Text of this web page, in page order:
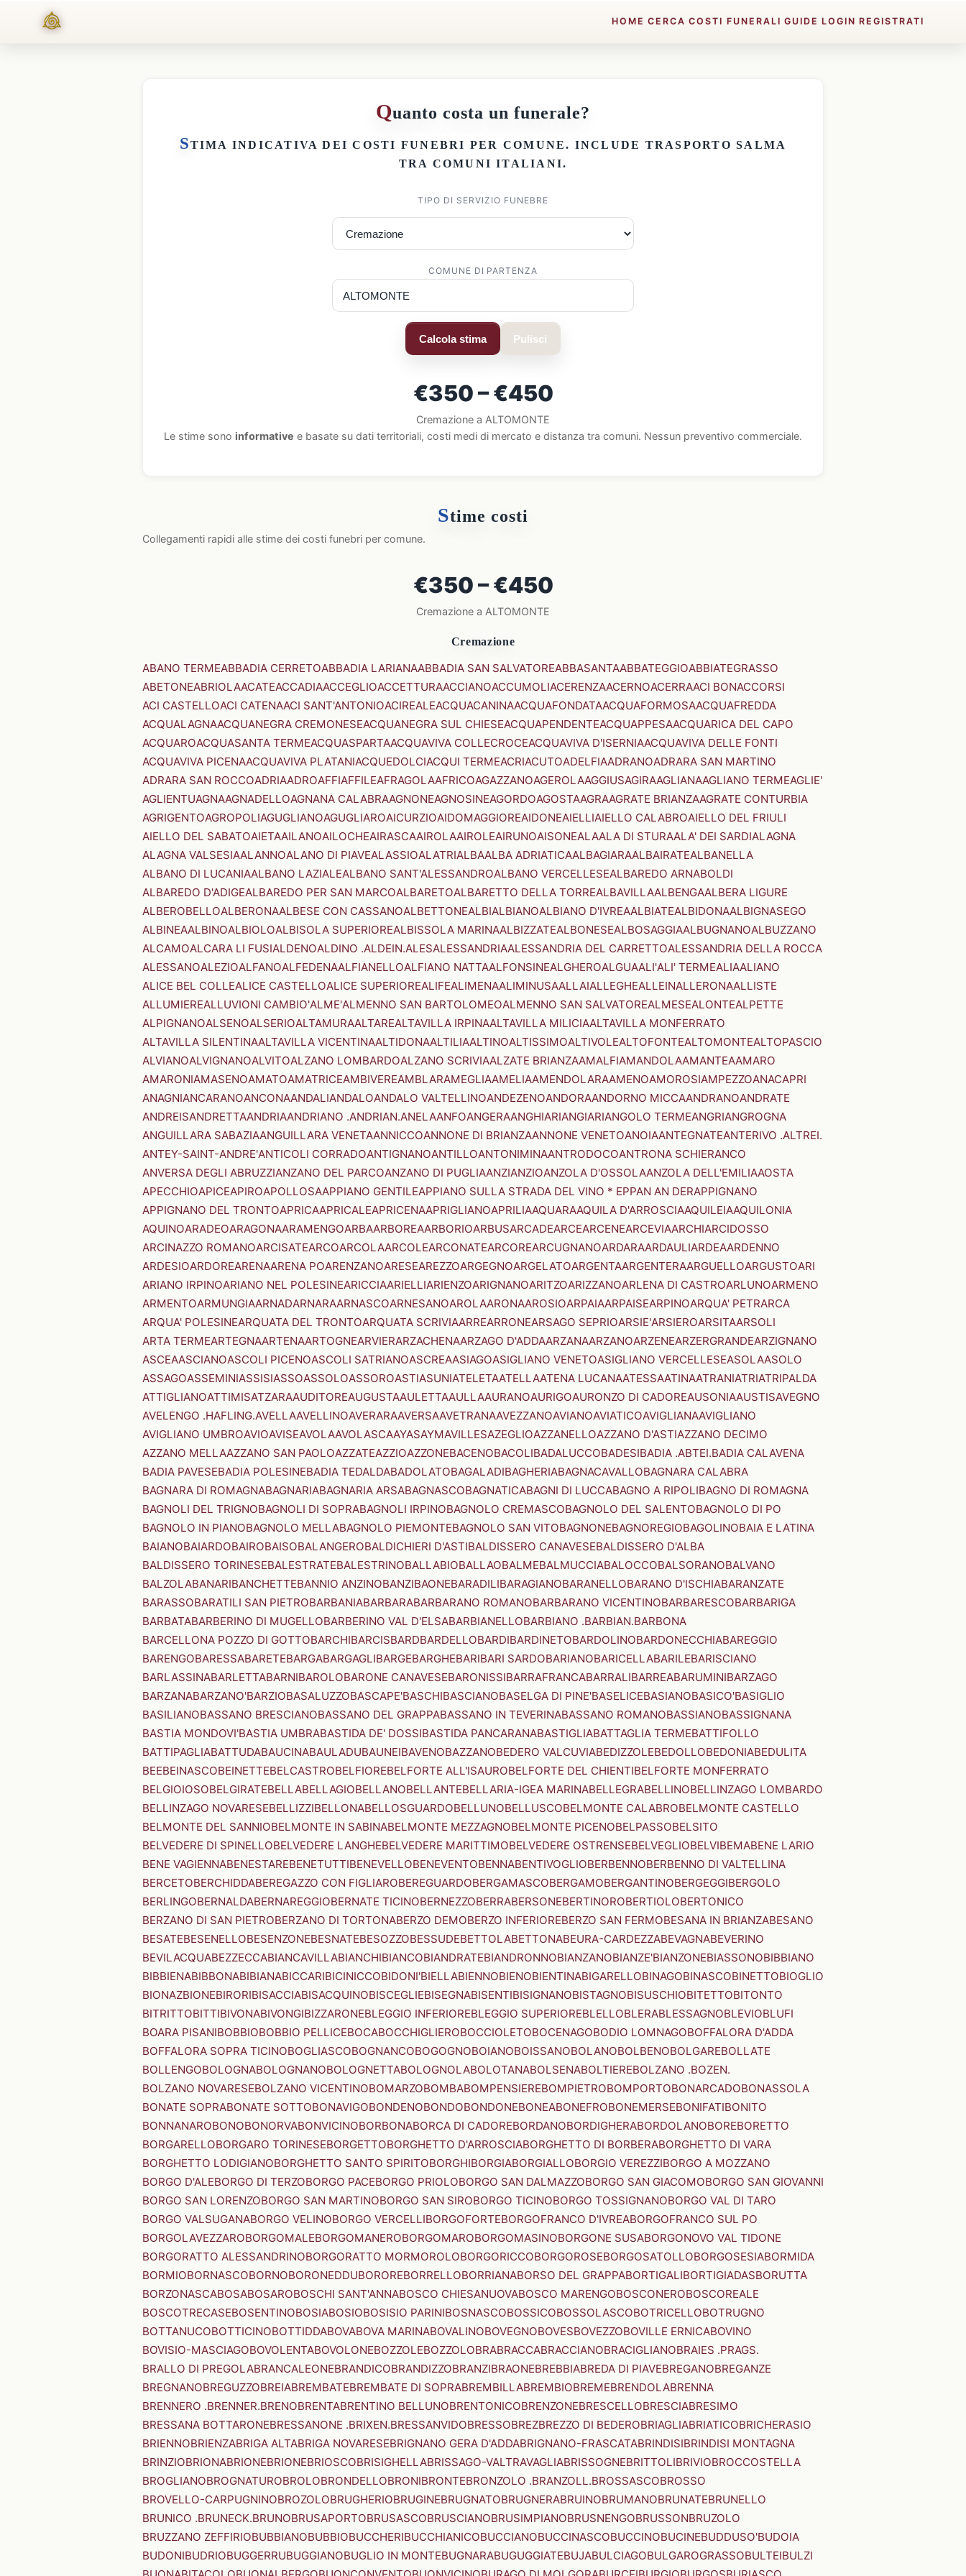
HOME CERCA COSTI FUNERALI GUIDE LOGIN REGISTRATI
Quanto costa un funerale?
STIMA INDICATIVA DEICOSTI FUNEBRI PER COMUNE. INCLUDE TRASPORTO SALMA
TRA COMUNI ITALIANI.
TIPO DI SERVIZIO FUNEBRE
COMUNE DI PARTENZA
Calcola stima Pulisci
€350 – €450
Cremazione a ALTOMONTE
Le stime sono informative e basate su dati territoriali, costi medi di mercato e distanza tra comuni. Nessun preventivo commerciale.
Stime costi
Collegamenti rapidi alle stime dei costi funebri per comune.
€350 – €450
Cremazione a ALTOMONTE
Cremazione
ABANO TERMEABBADIA CERRETOABBADIA LARIANAABBADIA SAN SALVATOREABBASANTAABBATEGGIOABBIATEGRASSO
ABETONEABRIOLAACATEACCADIAACCEGLIOACCETTURAACCIANOACCUMOLIACERENZAACERNOACERRAACI BONACCORSI
ACI CASTELLOACI CATENAACI SANT'ANTONIOACIREALEACQUACANINAACQUAFONDATAACQUAFORMOSAACQUAFREDDA
ACQUALAGNAACQUANEGRA CREMONESEACQUANEGRA SUL CHIESEACQUAPENDENTEACQUAPPESAACQUARICA DEL CAPO
ACQUAROACQUASANTA TERMEACQUASPARTAACQUAVIVA COLLECROCEACQUAVIVA D'ISERNIAACQUAVIVA DELLE FONTI
ACQUAVIVA PICENAACQUAVIVA PLATANIACQUEDOLCIACQUI TERMEACRIACUTOADELFIAADRANOADRARA SAN MARTINO
ADRARA SAN ROCCOADRIAADROAFFIAFFILEAFRAGOLAAFRICOAGAZZANOAGEROLAAGGIUSAGIRAAGLIANAAGLIANO TERMEAGLIE'
AGLIENTUAGNAAGNADELLOAGNANA CALABRAAGNONEAGNOSINEAGORDOAGOSTAAGRAAGRATE BRIANZAAGRATE CONTURBIA
AGRIGENTOAGROPOLIAGUGLIANOAGUGLIAROAICURZIOAIDOMAGGIOREAIDONEAIELLIAIELLO CALABROAIELLO DEL FRIULI
AIELLO DEL SABATOAIETAAILANOAILOCHEAIRASCAAIROLAAIROLEAIRUNOAISONEALAALA DI STURAALA' DEI SARDIALAGNA
ALAGNA VALSESIAALANNOALANO DI PIAVEALASSIOALATRIALBAALBA ADRIATICAALBAGIARAALBAIRATEALBANELLA
ALBANO DI LUCANIAALBANO LAZIALEALBANO SANT'ALESSANDROALBANO VERCELLESEALBAREDO ARNABOLDI
ALBAREDO D'ADIGEALBAREDO PER SAN MARCOALBARETOALBARETTO DELLA TORREALBAVILLAALBENGAALBERA LIGURE
ALBEROBELLOALBERONAALBESE CON CASSANOALBETTONEALBIALBIANOALBIANO D'IVREAALBIATEALBIDONAALBIGNASEGO
ALBINEAALBINOALBIOLOALBISOLA SUPERIOREALBISSOLA MARINAALBIZZATEALBONESEALBOSAGGIAALBUGNANOALBUZZANO
ALCAMOALCARA LI FUSIALDENOALDINO .ALDEIN.ALESALESSANDRIAALESSANDRIA DEL CARRETTOALESSANDRIA DELLA ROCCA
ALESSANOALEZIOALFANOALFEDENAALFIANELLOALFIANO NATTAALFONSINEALGHEROALGUAALI'ALI' TERMEALIAALIANO
ALICE BEL COLLEALICE CASTELLOALICE SUPERIOREALIFEALIMENAALIMINUSAALLAIALLEGHEALLEINALLERONAALLISTE
ALLUMIEREALLUVIONI CAMBIO'ALME'ALMENNO SAN BARTOLOMEOALMENNO SAN SALVATOREALMESEALONTEALPETTE
ALPIGNANOALSENOALSERIOALTAMURAALTAREALTAVILLA IRPINAALTAVILLA MILICIAALTAVILLA MONFERRATO
ALTAVILLA SILENTINAALTAVILLA VICENTINAALTIDONAALTILIAALTINOALTISSIMOALTIVOLEALTOFONTEALTOMONTEALTOPASCIO
ALVIANOALVIGNANOALVITOALZANO LOMBARDOALZANO SCRIVIAALZATE BRIANZAAMALFIAMANDOLAAMANTEAAMARO
AMARONIAMASENOAMATOAMATRICEAMBIVEREAMBLARAMEGLIAAMELIAAMENDOLARAAMENOAMOROSIAMPEZZOANACAPRI
ANAGNIANCARANOANCONAANDALIANDALOANDALO VALTELLINOANDEZENOANDORAANDORNO MICCAANDRANOANDRATE
ANDREISANDRETTAANDRIAANDRIANO .ANDRIAN.ANELAANFOANGERAANGHIARIANGIARIANGOLO TERMEANGRIANGROGNA
ANGUILLARA SABAZIAANGUILLARA VENETAANNICCOANNONE DI BRIANZAANNONE VENETOANOIAANTEGNATEANTERIVO .ALTREI.
ANTEY-SAINT-ANDRE'ANTICOLI CORRADOANTIGNANOANTILLOANTONIMINAANTRODOCOANTRONA SCHIERANCO
ANVERSA DEGLI ABRUZZIANZANO DEL PARCOANZANO DI PUGLIAANZIANZIOANZOLA D'OSSOLAANZOLA DELL'EMILIAAOSTA
APECCHIOAPICEAPIROAPOLLOSAAPPIANO GENTILEAPPIANO SULLA STRADA DEL VINO * EPPAN AN DERAPPIGNANO
APPIGNANO DEL TRONTOAPRICAAPRICALEAPRICENAAPRIGLIANOAPRILIAAQUARAAQUILA D'ARROSCIAAQUILEIAAQUILONIA
AQUINOARADEOARAGONAARAMENGOARBAARBOREAARBORIOARBUSARCADEARCEARCENEARCEVIAARCHIARCIDOSSO
ARCINAZZO ROMANOARCISATEARCOARCOLAARCOLEARCONATEARCOREARCUGNANOARDARAARDAULIARDEAARDENNO
ARDESIOARDOREARENAARENA POARENZANOARESEAREZZOARGEGNOARGELATOARGENTAARGENTERAARGUELLOARGUSTOARI
ARIANO IRPINOARIANO NEL POLESINEARICCIAARIELLIARIENZOARIGNANOARITZOARIZZANOARLENA DI CASTROARLUNOARMENO
ARMENTOARMUNGIAARNADARNARAARNASCOARNESANOAROLAARONAAROSIOARPAIAARPAISEARPINOARQUA' PETRARCA
ARQUA' POLESINEARQUATA DEL TRONTOARQUATA SCRIVIAARREARRONEARSAGO SEPRIOARSIE'ARSIEROARSITAARSOLI
ARTA TERMEARTEGNAARTENAARTOGNEARVIERARZACHENAARZAGO D'ADDAARZANAARZANOARZENEARZERGRANDEARZIGNANO
ASCEAASCIANOASCOLI PICENOASCOLI SATRIANOASCREAASIAGOASIGLIANO VENETOASIGLIANO VERCELLESEASOLAASOLO
ASSAGOASSEMINIASSISIASSOASSOLOASSOROASTIASUNIATELETAATELLAATENA LUCANAATESSAATINAATRANIATRIATRIPALDA
ATTIGLIANOATTIMISATZARAAUDITOREAUGUSTAAULETTAAULLAAURANOAURIGOAURONZO DI CADOREAUSONIAAUSTISAVEGNO
AVELENGO .HAFLING.AVELLAAVELLINOAVERARAAVERSAAVETRANAAVEZZANOAVIANOAVIATICOAVIGLIANAAVIGLIANO
AVIGLIANO UMBROAVIOAVISEAVOLAAVOLASCAAYASAYMAVILLESAZEGLIOAZZANELLOAZZANO D'ASTIAZZANO DECIMO
AZZANO MELLAAZZANO SAN PAOLOAZZATEAZZIOAZZONEBACENOBACOLIBADALUCCOBADESIBADIA .ABTEI.BADIA CALAVENA
BADIA PAVESEBADIA POLESINEBADIA TEDALDABADOLATOBAGALADIBAGHERIABAGNACAVALLOBAGNARA CALABRA
BAGNARA DI ROMAGNABAGNARIABAGNARIA ARSABAGNASCOBAGNATICABAGNI DI LUCCABAGNO A RIPOLIBAGNO DI ROMAGNA
BAGNOLI DEL TRIGNOBAGNOLI DI SOPRABAGNOLI IRPINOBAGNOLO CREMASCOBAGNOLO DEL SALENTOBAGNOLO DI PO
BAGNOLO IN PIANOBAGNOLO MELLABAGNOLO PIEMONTEBAGNOLO SAN VITOBAGNONEBAGNOREGIOBAGOLINOBAIA E LATINA
BAIANOBAIARDOBAIROBAISOBALANGEROBALDICHIERI D'ASTIBALDISSERO CANAVESEBALDISSERO D'ALBA
BALDISSERO TORINESEBALESTRATEBALESTRINOBALLABIOBALLAOBALMEBALMUCCIABALOCCOBALSORANOBALVANO
BALZOLABANARIBANCHETTEBANNIO ANZINOBANZIBAONEBARADILIBARAGIANOBARANELLOBARANO D'ISCHIABARANZATE
BARASSOBARATILI SAN PIETROBARBANIABARBARABARBARANO ROMANOBARBARANO VICENTINOBARBARESCOBARBARIGA
BARBATABARBERINO DI MUGELLOBARBERINO VAL D'ELSABARBIANELLOBARBIANO .BARBIAN.BARBONA
BARCELLONA POZZO DI GOTTOBARCHIBARCISBARDBARDELLOBARDIBARDINETOBARDOLINOBARDONECCHIABAREGGIO
BARENGOBARESSABARETEBARGABARGAGLIBARGEBARGHEBARIBARI SARDOBARIANOBARICELLABARILEBARISCIANO
BARLASSINABARLETTABARNIBAROLOBARONE CANAVESEBARONISSIBARRAFRANCABARRALIBARREABARUMINIBARZAGO
BARZANABARZANO'BARZIOBASALUZZOBASCAPE'BASCHIBASCIANOBASELGA DI PINE'BASELICEBASIANOBASICO'BASIGLIO
BASILIANOBASSANO BRESCIANOBASSANO DEL GRAPPABASSANO IN TEVERINABASSANO ROMANOBASSIANOBASSIGNANA
BASTIA MONDOVI'BASTIA UMBRABASTIDA DE' DOSSIBASTIDA PANCARANABASTIGLIABATTAGLIA TERMEBATTIFOLLO
BATTIPAGLIABATTUDABAUCINABAULADUBAUNEIBAVENOBAZZANOBEDERO VALCUVIABEDIZZOLEBEDOLLOBEDONIABEDULITA
BEEBEINASCOBEINETTEBELCASTROBELFIOREBELFORTE ALL'ISAUROBELFORTE DEL CHIENTIBELFORTE MONFERRATO
BELGIOIOSOBELGIRATEBELLABELLAGIOBELLANOBELLANTEBELLARIA-IGEA MARINABELLEGRABELLINOBELLINZAGO LOMBARDO
BELLINZAGO NOVARESEBELLIZZIBELLONABELLOSGUARDOBELLUNOBELLUSCOBELMONTE CALABROBELMONTE CASTELLO
BELMONTE DEL SANNIOBELMONTE IN SABINABELMONTE MEZZAGNOBELMONTE PICENOBELPASSOBELSITO
BELVEDERE DI SPINELLOBELVEDERE LANGHEBELVEDERE MARITTIMOBELVEDERE OSTRENSEBELVEGLIOBELVIBEMABENE LARIO
BENE VAGIENNABENESTAREBENETUTTIBENEVELLOBENEVENTOBENNABENTIVOGLIOBERBENNOBERBENNO DI VALTELLINA
BERCETOBERCHIDDABEREGAZZO CON FIGLIAROBEREGUARDOBERGAMASCOBERGAMOBERGANTINOBERGEGGIBERGOLO
BERLINGOBERNALDABERNAREGGIOBERNATE TICINOBERNEZZOBERRABERSONEBERTINOROBERTIOLOBERTONICO
BERZANO DI SAN PIETROBERZANO DI TORTONABERZO DEMOBERZO INFERIOREBERZO SAN FERMOBESANA IN BRIANZABESANO
BESATEBESENELLOBESENZONEBESNATEBESOZZOBESSUDEBETTOLABETTONABEURA-CARDEZZABEVAGNABEVERINO
BEVILACQUABEZZECCABIANCAVILLABIANCHIBIANCOBIANDRATEBIANDRONNOBIANZANOBIANZE'BIANZONEBIASSONOBIBBIANO
BIBBIENABIBBONABIBIANABICCARIBICINICCOBIDONI'BIELLABIENNOBIENOBIENTINABIGARELLOBINAGOBINASCOBINETTOBIOGLIO
BIONAZBIONEBIRORIBISACCIABISACQUINOBISCEGLIEBISEGNABISENTIBISIGNANOBISTAGNOBISUSCHIOBITETTOBITONTO
BITRITTOBITTIBIVONABIVONGIBIZZARONEBLEGGIO INFERIOREBLEGGIO SUPERIOREBLELLOBLERABLESSAGNOBLEVIOBLUFI
BOARA PISANIBOBBIOBOBBIO PELLICEBOCABOCCHIGLIEROBOCCIOLETOBOCENAGOBODIO LOMNAGOBOFFALORA D'ADDA
BOFFALORA SOPRA TICINOBOGLIASCOBOGNANCOBOGOGNOBOIANOBOISSANOBOLANOBOLBENOBOLGAREBOLLATE
BOLLENGOBOLOGNABOLOGNANOBOLOGNETTABOLOGNOLABOLOTANABOLSENABOLTIEREBOLZANO .BOZEN.
BOLZANO NOVARESEBOLZANO VICENTINOBOMARZOBOMBABOMPENSIEREBOMPIETROBOMPORTOBONARCADOBONASSOLA
BONATE SOPRABONATE SOTTOBONAVIGOBONDENOBONDOBONDONEBONEABONEFROBONEMERSEBONIFATIBONITO
BONNANAROBONOBONORVABONVICINOBORBONABORCA DI CADOREBORDANOBORDIGHERABORDOLANOBOREBORETTO
BORGARELLOBORGARO TORINESEBORGETTOBORGHETTO D'ARROSCIABORGHETTO DI BORBERABORGHETTO DI VARA
BORGHETTO LODIGIANOBORGHETTO SANTO SPIRITOBORGHIBORGIABORGIALLOBORGIO VEREZZIBORGO A MOZZANO
BORGO D'ALEBORGO DI TERZOBORGO PACEBORGO PRIOLOBORGO SAN DALMAZZOBORGO SAN GIACOMOBORGO SAN GIOVANNI
BORGO SAN LORENZOBORGO SAN MARTINOBORGO SAN SIROBORGO TICINOBORGO TOSSIGNANOBORGO VAL DI TARO
BORGO VALSUGANABORGO VELINOBORGO VERCELLIBORGOFORTEBORGOFRANCO D'IVREABORGOFRANCO SUL PO
BORGOLAVEZZAROBORGOMALEBORGOMANEROBORGOMAROBORGOMASINOBORGONE SUSABORGONOVO VAL TIDONE
BORGORATTO ALESSANDRINOBORGORATTO MORMOROLOBORGORICCOBORGOROSEBORGOSATOLLOBORGOSESIABORMIDA
BORMIOBORNASCOBORNOBORONEDDUBOROREBORRELLOBORRIANABORSO DEL GRAPPABORTIGALIBORTIGIADASBORUTTA
BORZONASCABOSABOSAROBOSCHI SANT'ANNABOSCO CHIESANUOVABOSCO MARENGOBOSCONEROBOSCOREALE
BOSCOTRECASEBOSENTINOBOSIABOSIOBOSISIO PARINIBOSNASCOBOSSICOBOSSOLASCOBOTRICELLOBOTRUGNO
BOTTANUCOBOTTICINOBOTTIDDABOVABOVA MARINABOVALINOBOVEGNOBOVESBOVEZZOBOVILLE ERNICABOVINO
BOVISIO-MASCIAGOBOVOLENTABOVOLONEBOZZOLEBOZZOLOBRABRACCABRACCIANOBRACIGLIANOBRAIES .PRAGS.
BRALLO DI PREGOLABRANCALEONEBRANDICOBRANDIZZOBRANZIBRAONEBREBBIABREDA DI PIAVEBREGANOBREGANZE
BREGNANOBREGUZZOBREIABREMBATEBREMBATE DI SOPRABREMBILLABREMBIOBREMEBRENDOLABRENNA
BRENNERO .BRENNER.BRENOBRENTABRENTINO BELLUNOBRENTONICOBRENZONEBRESCELLOBRESCIABRESIMO
BRESSANA BOTTARONEBRESSANONE .BRIXEN.BRESSANVIDOBRESSOBREZBREZZO DI BEDEROBRIAGLIABRIATICOBRICHERASIO
BRIENNOBRIENZABRIGA ALTABRIGA NOVARESEBRIGNANO GERA D'ADDABRIGNANO-FRASCATABRINDISIBRINDISI MONTAGNA
BRINZIOBRIONABRIONEBRIONEBRIOSCOBRISIGHELLABRISSAGO-VALTRAVAGLIABRISSOGNEBRITTOLIBRIVIOBROCCOSTELLA
BROGLIANOBROGNATUROBROLOBRONDELLOBRONIBRONTEBRONZOLO .BRANZOLL.BROSSASCOBROSSO
BROVELLO-CARPUGNINOBROZOLOBRUGHERIOBRUGINEBRUGNATOBRUGNERABRUINOBRUMANOBRUNATEBRUNELLO
BRUNICO .BRUNECK.BRUNOBRUSAPORTOBRUSASCOBRUSCIANOBRUSIMPIANOBRUSNENGOBRUSSONBRUZOLO
BRUZZANO ZEFFIRIOBUBBIANOBUBBIOBUCCHERIBUCCHIANICOBUCCIANOBUCCINASCOBUCCINOBUCINEBUDDUSO'BUDOIA
BUDONIBUDRIOBUGGERRUBUGGIANOBUGLIO IN MONTEBUGNARABUGUGGIATEBUJABULCIAGOBULGAROGRASSOBULTEIBULZI